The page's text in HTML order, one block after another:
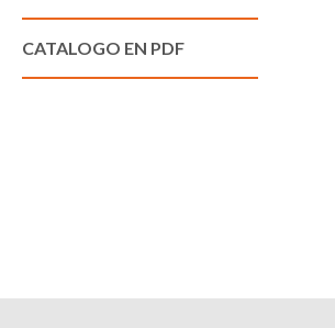
CATALOGO EN PDF